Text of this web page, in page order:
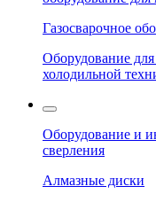
Газосварочное
Оборудование
холодильной
Оборудование и
сверления
Алмазные диски